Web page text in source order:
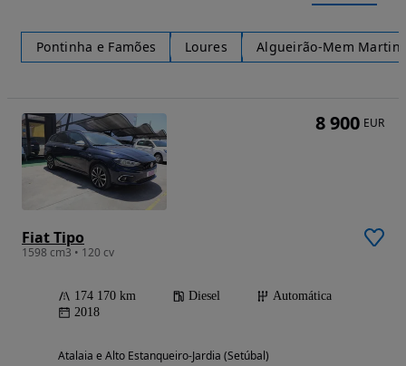
Pontinha e Famões Loures Algueirão-Mem
Fiat Tipo
1598 cm3 • 120 cv
174 170 km Diesel
Automática
2018
Atalaia e Alto Estanqueiro-Jardia (Setúbal)
8 900 EUR